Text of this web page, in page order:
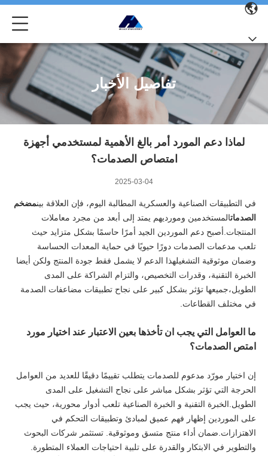
تفاصيل الأخبار
لماذا دعم المورد أمر بالغ الأهمية لمستخدمي أجهزة
امتصاص الصدمات؟
2025-03-04
في التطبيقات الصناعية والعسكرية المطالبة اليوم، فإن العلاقة بينمضخم
الصدماتالمستخدمين ومورديهم يمتد إلى أبعد من مجرد معاملات
المنتجات.أصبح دعم الموردين الجيد أمرًا حاسمًا بشكل متزايد حيث
تلعب مدعمات الصدمات دورًا حيويًا في حماية المعدات الحساسة
وضمان موثوقية التشغيلهذا الدعم لا يشمل فقط جودة المنتج ولكن أيضا
الخبرة التقنية، وقدرات التخصيص، والتزام الشراكة على المدى
الطويل،جميعها تؤثر بشكل كبير على نجاح تطبيقات مضاعفات الصدمة
في مختلف القطاعات.
ما العوامل التي يجب ان تأخذها بعين الاعتبار عند اختيار مورد
امتص الصدمات؟
إن اختيار مورّد مدعوم للصدمات يتطلب تقييمًا دقيقًا للعديد من العوامل
الحرجة التي تؤثر بشكل مباشر على نجاح التشغيل على المدى
الطويل.الخبرة التقنية و الخبرة الصناعية تلعب أدوار محورية، حيث يجب
على الموردين إظهار فهم عميق لمبادئ وتطبيقات التحكم في
الاهتزازات.ضمان أداء منتج متسق وموثوقية. تستثمر شركات البحوث
والتطوير في الابتكار والقدرة على تلبية احتياجات العملاء المتطورة.